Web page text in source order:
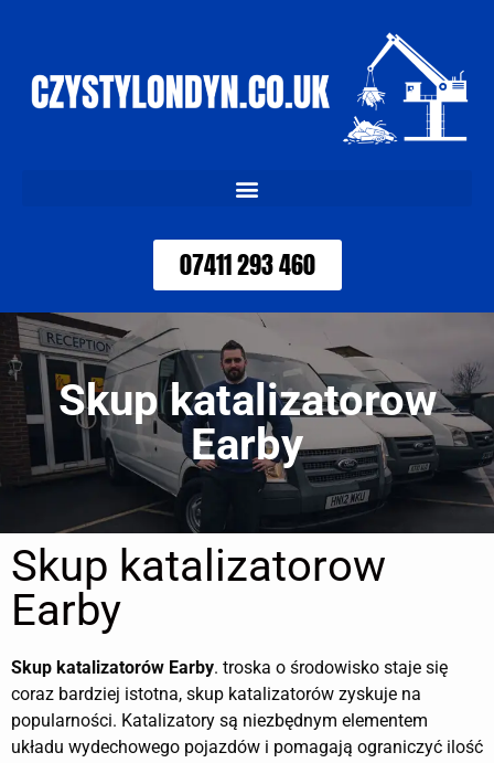
07411 293 460
Skup katalizatorow
Earby
Skup katalizatorow
Earby
Skup katalizatorów Earby. troska o środowisko staje się
coraz bardziej istotna, skup katalizatorów zyskuje na
popularności. Katalizatory są niezbędnym elementem
układu wydechowego pojazdów i pomagają ograniczyć ilość